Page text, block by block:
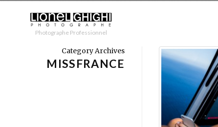
Photographe Professionnel
Category Archives
MISSFRANCE